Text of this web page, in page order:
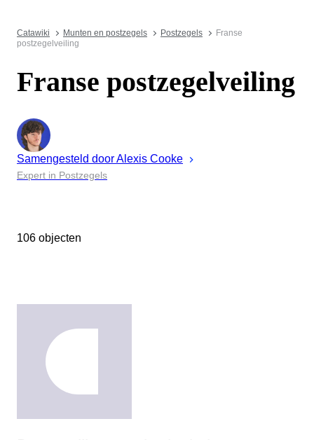
Catawiki Munten en postzegels Postzegels
Franse
postzegelveiling
Franse postzegelveiling
Samengesteld doorAlexis Cooke
Expert in Postzegels
106 objecten